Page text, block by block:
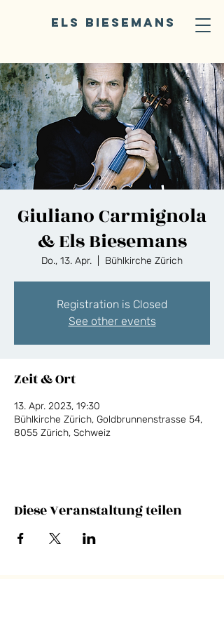
ELS BIESEMANS
Giuliano Carmignola
& Els Biesemans
Do., 13. Apr. Bühlkirche Zürich
Registration is Closed
See other events
Zeit & Ort
13. Apr. 2023, 19:30
Bühlkirche Zürich, Goldbrunnenstrasse 54,
8055 Zürich, Schweiz
Diese Veranstaltung teilen